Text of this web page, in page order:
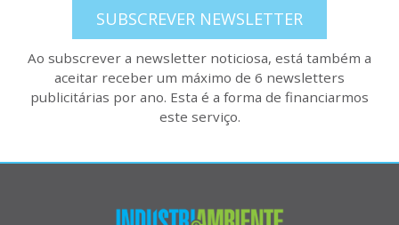
SUBSCREVER NEWSLETTER
Ao subscrever a newsletter noticiosa, está também a
aceitar receber um máximo de 6 newsletters
publicitárias por ano. Esta é a forma de financiarmos
este serviço.